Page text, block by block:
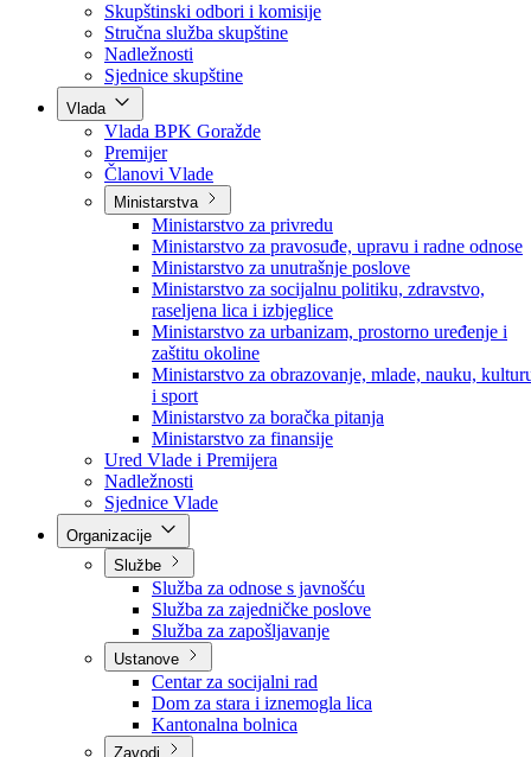
Poslanici po strankama
Poslanici po klubovima naroda
Kolegij skupštine
Skupštinski odbori i komisije
Stručna služba skupštine
Nadležnosti
Sjednice skupštine
Vlada
Vlada BPK Goražde
Premijer
Članovi Vlade
Ministarstva
Ministarstvo za privredu
Ministarstvo za pravosuđe, upravu i radne odnose
Ministarstvo za unutrašnje poslove
Ministarstvo za socijalnu politiku, zdravstvo,
raseljena lica i izbjeglice
Ministarstvo za urbanizam, prostorno uređenje i
zaštitu okoline
Ministarstvo za obrazovanje, mlade, nauku,
i sport
Ministarstvo za boračka pitanja
Ministarstvo za finansije
Ured Vlade i Premijera
Nadležnosti
Sjednice Vlade
Službe
Služba za odnose s javnošću
Služba za zajedničke poslove
Služba za zapošljavanje
Ustanove
Centar za socijalni rad